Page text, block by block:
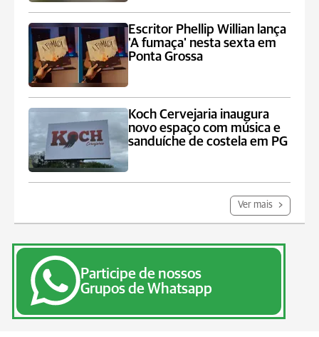
Escritor Phellip Willian lança
'A fumaça' nesta sexta em
Ponta Grossa
Koch Cervejaria inaugura
novo espaço com música e
sanduíche de costela em PG
Ver mais
Participe de nossos
Grupos de Whatsapp